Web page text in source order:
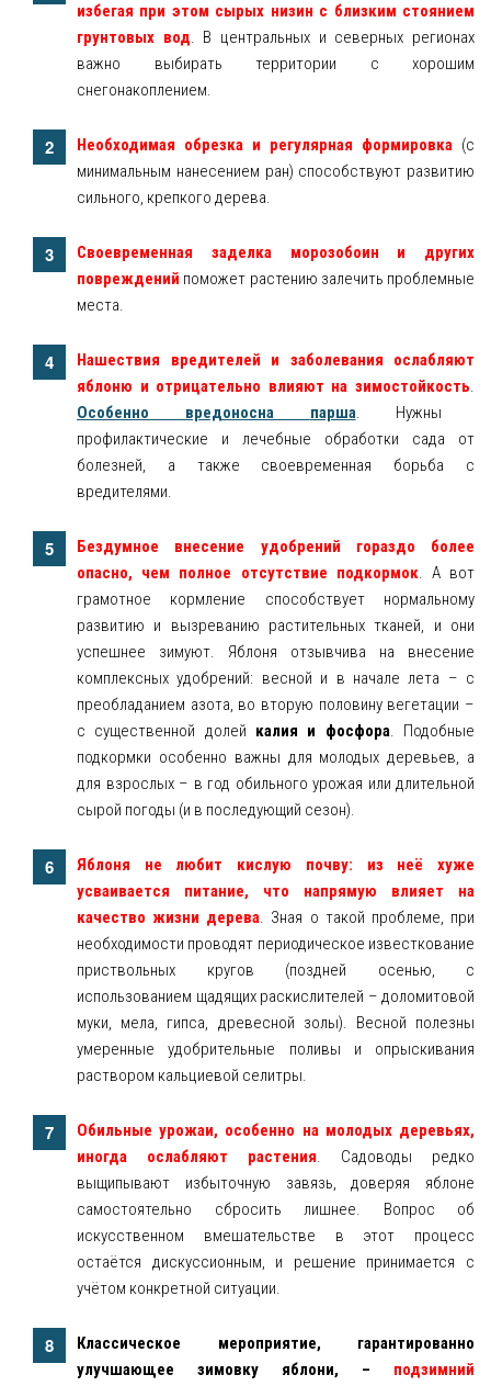
избегая при этом сырых низин с близким стоянием
грунтовых вод. В центральных и северных регионах
важно выбирать территории с хорошим
снегонакоплением.
Необходимая обрезка и регулярная формировка (с
минимальным нанесением ран) способствуют развитию
сильного, крепкого дерева.
Своевременная заделка морозобоин и других
повреждений поможет растению залечить проблемные
места.
Нашествия вредителей и заболевания ослабляют
яблоню и отрицательно влияют на зимостойкость.
Особенно вредоносна парша. Нужны
профилактические и лечебные обработки сада от
болезней, а также своевременная борьба с
вредителями.
Бездумное внесение удобрений гораздо более
опасно, чем полное отсутствие подкормок. А вот
грамотное кормление способствует нормальному
развитию и вызреванию растительных тканей, и они
успешнее зимуют. Яблоня отзывчива на внесение
комплексных удобрений: весной и в начале лета – с
преобладанием азота, во вторую половину вегетации –
с существенной долей калия и фосфора. Подобные
подкормки особенно важны для молодых деревьев, а
для взрослых – в год обильного урожая или длительной
сырой погоды (и в последующий сезон).
Яблоня не любит кислую почву: из неё хуже
усваивается питание, что напрямую влияет на
качество жизни дерева. Зная о такой проблеме, при
необходимости проводят периодическое известкование
приствольных кругов (поздней осенью, с
использованием щадящих раскислителей – доломитовой
муки, мела, гипса, древесной золы). Весной полезны
умеренные удобрительные поливы и опрыскивания
раствором кальциевой селитры.
Обильные урожаи, особенно на молодых деревьях,
иногда ослабляют растения. Садоводы редко
выщипывают избыточную завязь, доверяя яблоне
самостоятельно сбросить лишнее. Вопрос об
искусственном вмешательстве в этот процесс
остаётся дискуссионным, и решение принимается с
учётом конкретной ситуации.
Классическое мероприятие, гарантированно
улучшающее зимовку яблони, – подзимний